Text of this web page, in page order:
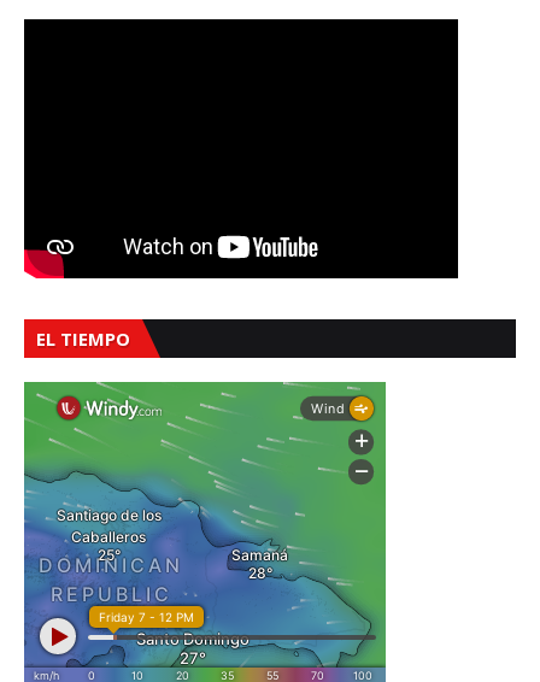
EL TIEMPO